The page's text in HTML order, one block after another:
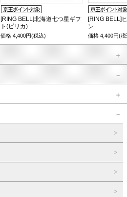
[RING BELL]北海道七つ星ギフ
ト(ピリカ)
価格4,400円(税込)
[RING BELL]
ン
価格4,400円(